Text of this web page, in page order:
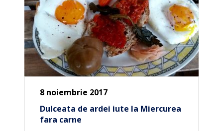
8 noiembrie 2017
Dulceata de ardei iute la Miercurea
fara carne